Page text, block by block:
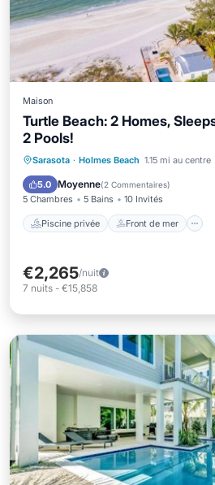
Maison
Turtle Beach: 2 Homes,
2 Pools!
Sarasota · Holmes Beach 1.15 mi au centre
5.0 Moyenne(2 Commentaires)
5 Chambres 5 Bains 10 Invités
Piscine privée Front de mer
Piscine privée
Front de
Bain à remous
€2,265/nuit
7 nuits - €15,858